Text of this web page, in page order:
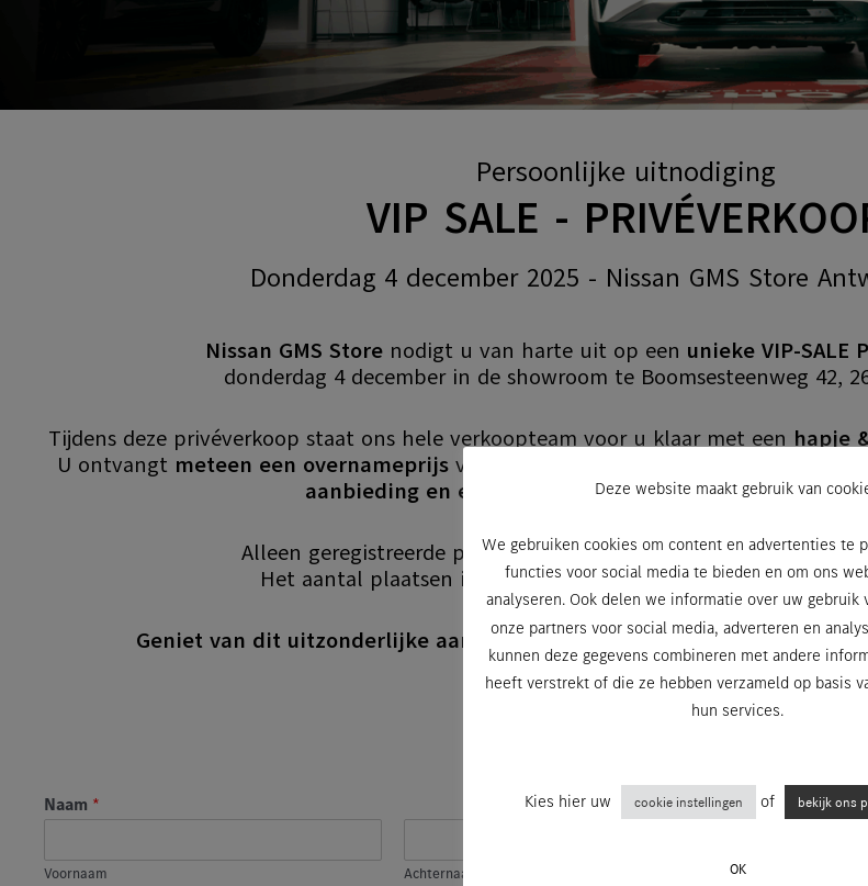
Persoonlijke uitnodiging
VIP SALE -
Donderdag 4 december 2025 - Nissan GMS Store
Nissan GMS Store nodigt u van harte uit op een unieke VIP-SALE
donderdag 4 december in de showroom te Boomsesteenweg 42,
Tijdens deze privéverkoop staat ons hele verkoopteam voor u klaar met een hapje
U ontvangt meteen een overnameprijs van uw huidige wagen en u kan genieten
aanbieding en extra stockpremieop32Nissan
Alleen geregistreerde personen kunnen genieten van dit‘VIP-
Het aantal plaatsen is beperkt en deze uitnodiging isstrikt
Geniet van dit uitzonderlijke aanbod en registreer u vandaag nog via
Naam *
Voornaam Achternaam
Deze website maakt gebruik van
We gebruiken cookies om content en advertenties te
functies voor social media te bieden en om ons
analyseren. Ook delen we informatie over uw gebruik
onze partners voor social media, adverteren en
kunnen deze gegevens combineren met andere
heeft verstrekt of die ze hebben verzameld op basis
hun services.
Kies hier uw cookie instellingen of bekijk ons
OK